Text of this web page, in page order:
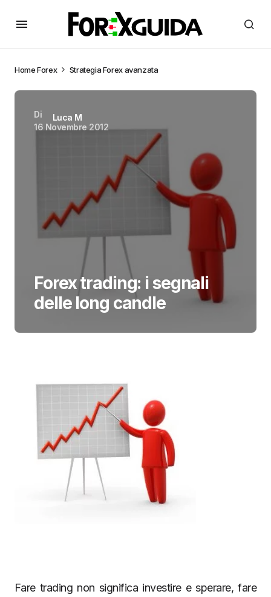
HomeForex Strategia Forex avanzata
Di
Luca M
16 Novembre 2012
Forex trading: i segnali
delle long candle
Fare trading non significa investire e sperare, fare